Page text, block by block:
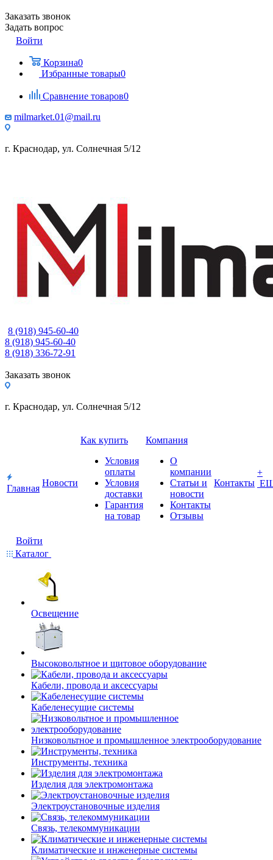
Заказать звонок
Задать вопрос
Войти
Корзина0
Избранные товары0
Сравнение товаров0
milmarket.01@mail.ru
г. Краснодар, ул. Солнечная 5/12
8 (918) 945-60-40
8 (918) 945-60-40
8 (918) 336-72-91
Заказать звонок
г. Краснодар, ул. Солнечная 5/12
Главная
Новости
Как купить
Условия
оплаты
Условия
доставки
Гарантия
на товар
Компания
О
компании
Статьи и
новости
Контакты
Отзывы
Контакты
+
Войти
Каталог
Освещение
Высоковольтное и щитовое оборудование
Кабели, провода и аксессуары
Кабеленесущие системы
Низковольтное и промышленное электрооборудование
Инструменты, техника
Изделия для электромонтажа
Электроустановочные изделия
Связь, телекоммуникации
Климатические и инженерные системы